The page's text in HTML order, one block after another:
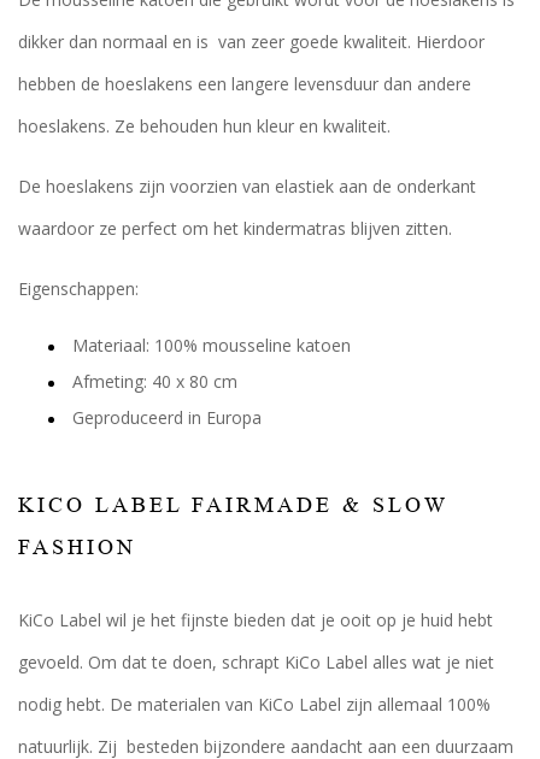
dikker dan normaal en is van zeer goede kwaliteit. Hierdoor
hebben de hoeslakens een langere levensduur dan andere
hoeslakens. Ze behouden hun kleur en kwaliteit.
De hoeslakens zijn voorzien van elastiek aan de onderkant
waardoor ze perfect om het kindermatras blijven zitten.
Eigenschappen:
Materiaal: 100% mousseline katoen
Afmeting: 40 x 80 cm
Geproduceerd in Europa
KICO LABEL FAIRMADE & SLOW
FASHION
KiCo Label wil je het fijnste bieden dat je ooit op je huid hebt
gevoeld. Om dat te doen, schrapt KiCo Label alles wat je niet
nodig hebt. De materialen van KiCo Label zijn allemaal 100%
natuurlijk. Zij besteden bijzondere aandacht aan een duurzaam